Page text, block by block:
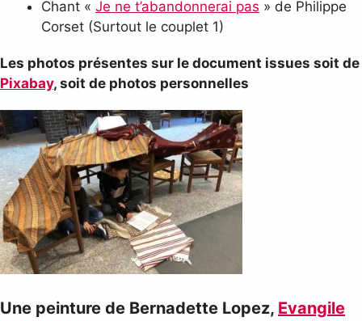
Chant « Je ne t’abandonnerai pas » de Philippe
Corset (Surtout le couplet 1)
Les photos présentes sur le document issues soit de
Pixabay, soit de photos personnelles
Une peinture de Bernadette Lopez, Evangile